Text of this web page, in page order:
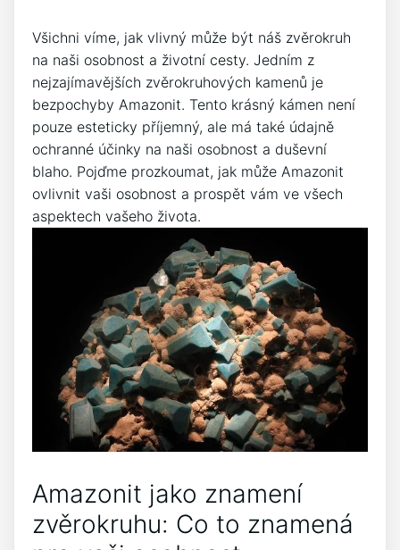
Všichni víme, jak vlivný může být náš zvěrokruh
na naši osobnost a životní cesty. Jedním z
nejzajímavějších zvěrokruhových kamenů je
bezpochyby Amazonit. Tento krásný kámen není
pouze esteticky příjemný, ale má také údajně
ochranné účinky na naši osobnost a duševní
blaho. Pojďme prozkoumat, jak může Amazonit
ovlivnit vaši osobnost a prospět vám ve všech
aspektech vašeho života.
Amazonit jako znamení
zvěrokruhu: Co to znamená